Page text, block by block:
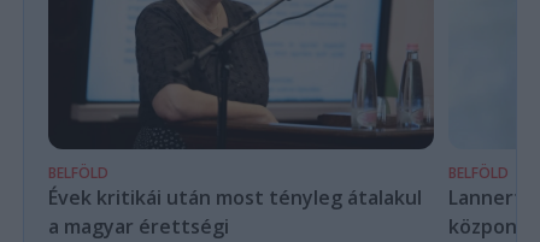
BELFÖLD
Évek kritikái után most tényleg átalakul
a magyar érettségi
BELFÖLD
Lannert